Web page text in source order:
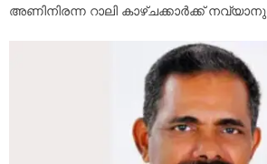
അണിനിരന്ന റാലി കാഴ്ചക്കാർക്ക്